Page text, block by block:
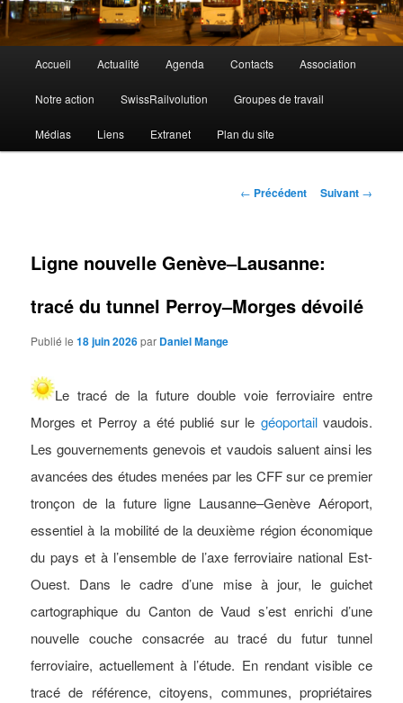
principal
Accueil Actualité Agenda Contacts Association
Notre action SwissRailvolution Groupes de travail
Médias Liens Extranet Plan du site
Navigation
← Précédent Suivant →
Ligne nouvelle Genève–Lausanne:
tracé du tunnel Perroy–Morges dévoilé
Publié le18 juin 2026par Daniel Mange
Le tracé de la future double voie ferroviaire entre
Morges et Perroy a été publié sur le géoportailvaudois.
Les gouvernements genevois et vaudois saluent ainsi les
avancées des études menées par les CFF sur ce premier
tronçon de la future ligne Lausanne–Genève Aéroport,
essentiel à la mobilité de la deuxième région économique
du pays et à l’ensemble de l’axe ferroviaire national Est-
Ouest. Dans le cadre d’une mise à jour, le guichet
cartographique du Canton de Vaud s’est enrichi d’une
nouvelle couche consacrée au tracé du futur tunnel
ferroviaire, actuellement à l’étude. En rendant visible ce
tracé de référence, citoyens, communes, propriétaires